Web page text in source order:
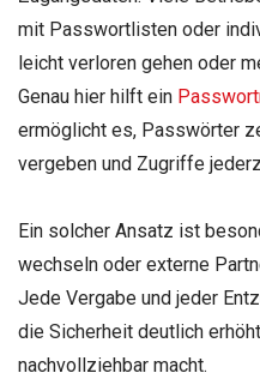
mit Passwortlisten oder
leicht verloren gehen oder
Genau hier hilft ein
ermöglicht es, Passwörter
vergeben und Zugriffe
Ein solcher Ansatz ist
wechseln oder externe
Jede Vergabe und jeder
die Sicherheit deutlich
nachvollziehbar macht.